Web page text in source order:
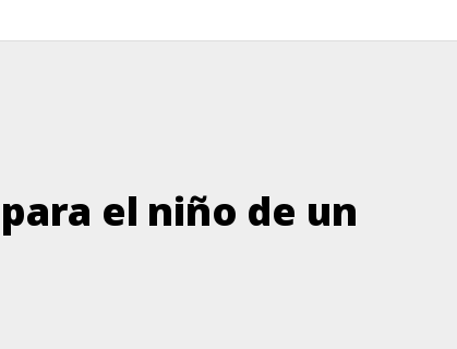
el niño de un